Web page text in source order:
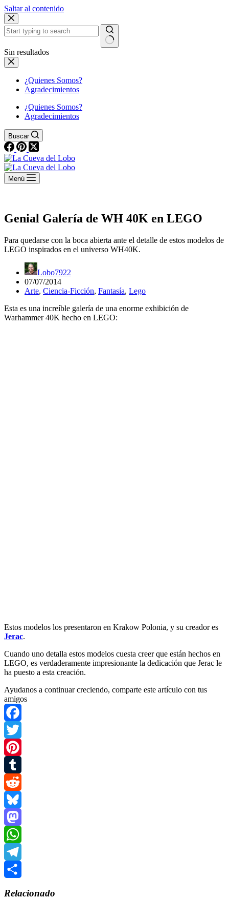
Saltar al contenido
Sin resultados
¿Quienes Somos?
Agradecimientos
¿Quienes Somos?
Agradecimientos
Buscar
Menú
Genial Galería de WH 40K en LEGO
Para quedarse con la boca abierta ante el detalle de estos modelos de
LEGO inspirados en el universo WH40K.
Lobo7922
07/07/2014
Arte, Ciencia-Ficción, Fantasía, Lego
Esta es una increíble galería de una enorme exhibición de
Warhammer 40K hecho en LEGO:
Estos modelos los presentaron en Krakow Polonia, y su creador es
Jerac.
Cuando uno detalla estos modelos cuesta creer que están hechos en
LEGO, es verdaderamente impresionante la dedicación que Jerac le
ha puesto a esta creación.
Ayudanos a continuar creciendo, comparte este artículo con tus
amigos
Facebook
Twitter
Pinterest
Tumblr
Reddit
Bluesky
Mastodon
WhatsApp
Telegram
Relacionado